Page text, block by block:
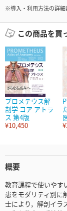
※導入・利用方法の詳細
この商品を買
プロメテウス解
剖学 コア アトラ
ス 第4版
¥10,450
概要
教育課程で使いやす
患をモダリティ別に
士により，解剖イラ